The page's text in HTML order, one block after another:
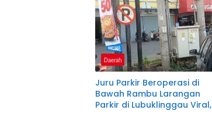
Daerah
Juru Parkir Beroperasi di
Bawah Rambu Larangan
Parkir di Lubuklinggau Viral,